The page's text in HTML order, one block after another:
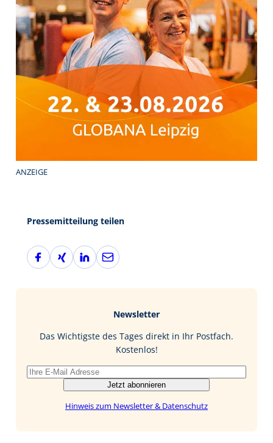
ANZEIGE
Pressemitteilung teilen
F
a
X
i
L
i
I
E
-
Newsletter
Das Wichtigste des Tages direkt in Ihr Postfach.
Kostenlos!
Jetzt abonnieren
Hinweis zum Newsletter & Datenschutz